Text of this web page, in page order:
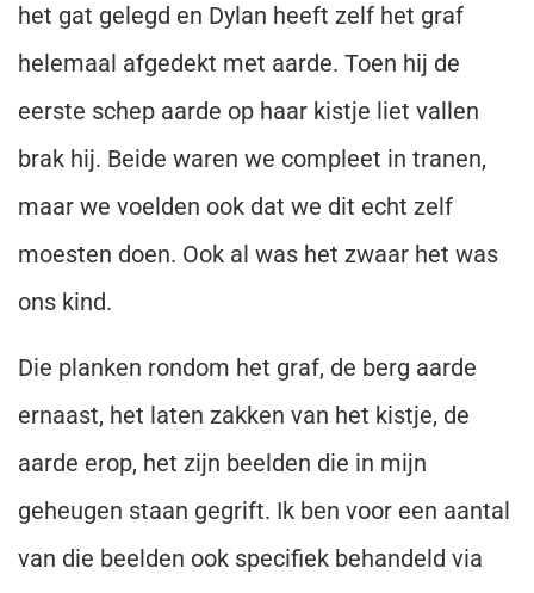
het gat gelegd en Dylan heeft zelf het graf
helemaal afgedekt met aarde. Toen hij de
eerste schep aarde op haar kistje liet vallen
brak hij. Beide waren we compleet in tranen,
maar we voelden ook dat we dit echt zelf
moesten doen. Ook al was het zwaar het was
ons kind.
Die planken rondom het graf, de berg aarde
ernaast, het laten zakken van het kistje, de
aarde erop, het zijn beelden die in mijn
geheugen staan gegrift. Ik ben voor een aantal
van die beelden ook specifiek behandeld via